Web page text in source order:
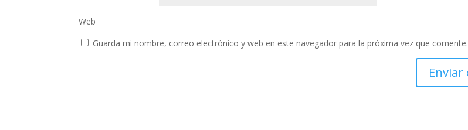
Web
Guarda mi nombre, correo electrónico y web en este navegador para la próxima vez que comente.